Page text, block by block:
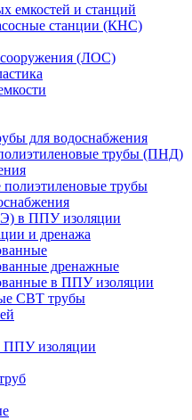
емкостей и станций
станции (КНС)
(ЛОС)
для водоснабжения
трубы (ПНД)
трубы
в ППУ изоляции
и дренажа
дренажные
в ППУ изоляции
СВТ трубы
ППУ изоляции